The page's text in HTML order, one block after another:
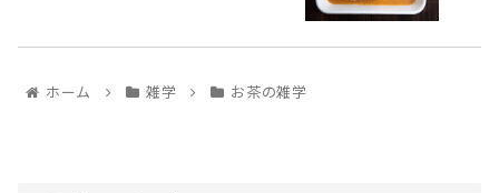
ホーム 雑学 お茶の雑学